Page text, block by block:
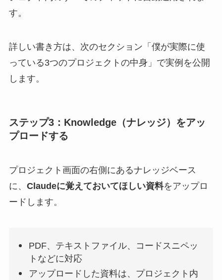
す。
詳しい書き方は、次のセクション「僕が実際に使
っている3つのプロジェクトの中身」で実例を公開
します。
ステップ3：Knowledge（ナレッジ）をアッ
プロードする
プロジェクト画面の右側にあるナレッジベース
に、 Claudeに覚えておいてほしい資料をアップロ
ードします。
PDF、テキストファイル、コードスニペッ
トなどに対応
アップロードした資料は、プロジェクト内